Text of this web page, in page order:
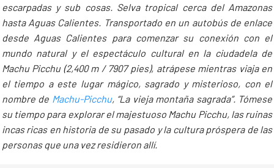
escarpadas y sub cosas. Selva tropical cerca del Amazonas
hasta Aguas Calientes. Transportado en un autobús de enlace
desde Aguas Calientes para comenzar su conexión con el
mundo natural y el espectáculo cultural en la ciudadela de
Machu Picchu (2,400 m / 7907 pies), atrápese mientras viaja en
el tiempo a este lugar mágico, sagrado y misterioso, con el
nombre de Machu-Picchu, “La vieja montaña sagrada”. Tómese
su tiempo para explorar el majestuoso Machu Picchu, las ruinas
incas ricas en historia de su pasado y la cultura próspera de las
personas que una vez residieron allí.